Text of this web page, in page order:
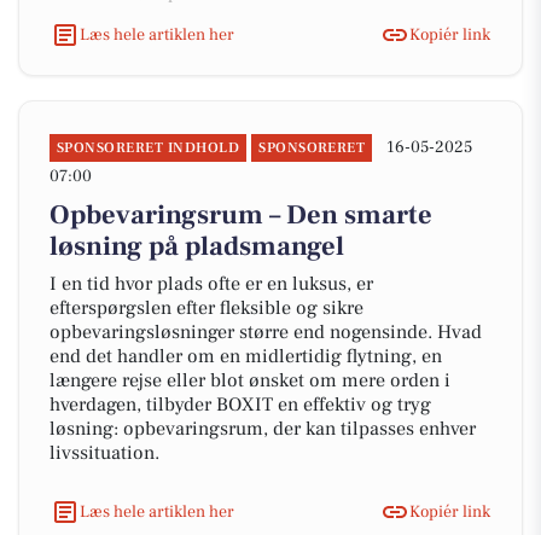
Læs hele artiklen her
Kopiér link
SPONSORERET INDHOLD SPONSORERET
16-05-2025
07:00
Opbevaringsrum – Den smarte
løsning på pladsmangel
I en tid hvor plads ofte er en luksus, er
efterspørgslen efter fleksible og sikre
opbevaringsløsninger større end nogensinde. Hvad
end det handler om en midlertidig flytning, en
længere rejse eller blot ønsket om mere orden i
hverdagen, tilbyder BOXIT en effektiv og tryg
løsning: opbevaringsrum, der kan tilpasses enhver
livssituation.
Læs hele artiklen her Kopiér link